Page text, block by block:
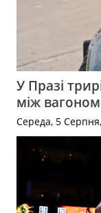
У Празі
між
Середа, 5